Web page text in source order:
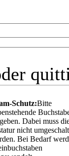
Schutz:Bitte
Dabei muss
nicht
Bei Bedarf